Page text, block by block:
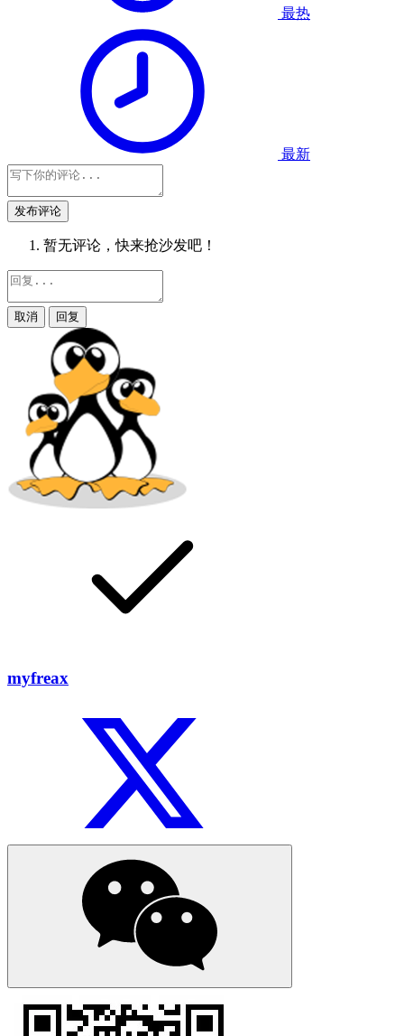
最热
最新
发布评论
暂无评论，快来抢沙发吧！
取消 回复
myfreax